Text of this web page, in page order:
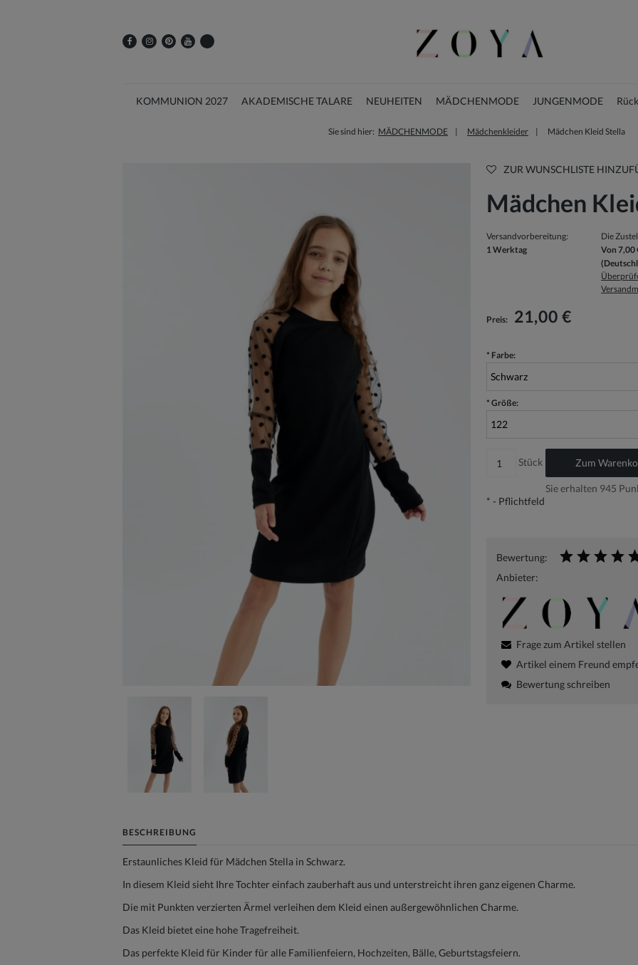
KOMMUNION 2027 AKADEMISCHE TALARE NEUHEITEN MÄDCHENMODE JUNGENMODE
Sie sind hier: MÄDCHENMODE Mädchenkleider Mädchen Kleid Stella
ZUR WUNSCHLISTE
Mädchen
Versandvorbereitung:
1 Werktag
Die
Von 7,00
Der Preis beinhaltet keine eventuellen
Zahlungskosten
Preis: 21,00 €
* Farbe:
* Größe:
Stück Zum
Sie erhalten 945
* - Pflichtfeld
Bewertung:
Anbieter:
Frage zum Artikel stellen
Artikel einem Freund
Bewertung schreiben
BESCHREIBUNG
Erstaunliches Kleid für Mädchen Stella in Schwarz.
In diesem Kleid sieht Ihre Tochter einfach zauberhaft aus und unterstreicht ihren ganz eigenen Charme.
Die mit Punkten verzierten Ärmel verleihen dem Kleid einen außergewöhnlichen Charme.
Das Kleid bietet eine hohe Tragefreiheit.
Das perfekte Kleid für Kinder für alle Familienfeiern, Hochzeiten, Bälle, Geburtstagsfeiern.